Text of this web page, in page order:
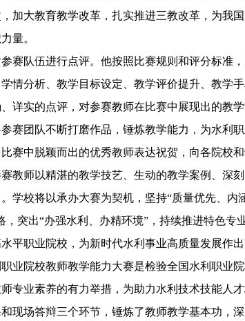
加大教育教学改革，扎实推进三教改革，为我
量。
队伍进行点评。他按照比赛规则和评分标准
情分析、教学目标设定、教学评价提升、教学
详实的点评，对参赛教师在比赛中展现出的教
赛团队不断打磨作品，锤炼教学能力，为水利
中脱颖而出的优秀教师表达祝贺，向各院校
教师以精湛的教学技艺、生动的教学案例、深
学校将以承办大赛为契机，坚持“质量优先、内
，突出“办强水利、办精环境”，持续推进特色
平职业院校，为新时代水利事业高质量发展作出
院校教师教学能力大赛是检验全国水利职业
专业素养的有力举措，为助力水利技术技能人
现场答辩三个环节，锤炼了教师教学基本功，